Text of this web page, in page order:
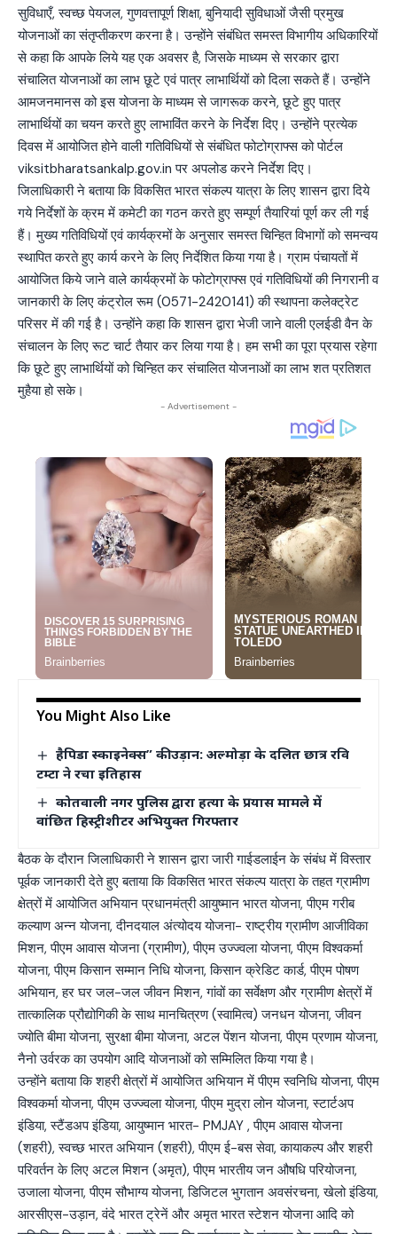
सुविधाएँ, स्वच्छ पेयजल, गुणवत्तापूर्ण शिक्षा, बुनियादी सुविधाओं जैसी प्रमुख
योजनाओं का संतृप्तीकरण करना है। उन्होंने संबंधित समस्त विभागीय अधिकारियों
से कहा कि आपके लिये यह एक अवसर है, जिसके माध्यम से सरकार द्वारा
संचालित योजनाओं का लाभ छूटे एवं पात्र लाभार्थियों को दिला सकते हैं। उन्होंने
आमजनमानस को इस योजना के माध्यम से जागरूक करने, छूटे हुए पात्र
लाभार्थियों का चयन करते हुए लाभाविंत करने के निर्देश दिए। उन्होंने प्रत्येक
दिवस में आयोजित होने वाली गतिविधियों से संबंधित फोटोग्राफ्स को पोर्टल
viksitbharatsankalp.gov.in पर अपलोड करने निर्देश दिए।
जिलाधिकारी ने बताया कि विकसित भारत संकल्प यात्रा के लिए शासन द्वारा दिये
गये निर्देशों के क्रम में कमेटी का गठन करते हुए सम्पूर्ण तैयारियां पूर्ण कर ली गई
हैं। मुख्य गतिविधियों एवं कार्यक्रमों के अनुसार समस्त चिन्हित विभागों को समन्वय
स्थापित करते हुए कार्य करने के लिए निर्देशित किया गया है। ग्राम पंचायतों में
आयोजित किये जाने वाले कार्यक्रमों के फोटोग्राफ्स एवं गतिविधियों की निगरानी व
जानकारी के लिए कंट्रोल रूम (0571-2420141) की स्थापना कलेक्ट्रेट
परिसर में की गई है। उन्होंने कहा कि शासन द्वारा भेजी जाने वाली एलईडी वैन के
संचालन के लिए रूट चार्ट तैयार कर लिया गया है। हम सभी का पूरा प्रयास रहेगा
कि छूटे हुए लाभार्थियों को चिन्हित कर संचालित योजनाओं का लाभ शत प्रतिशत
मुहैया हो सके।
- Advertisement -
You Might Also Like
हैपिडा स्काइनेक्स” की उड़ान: अल्मोड़ा के दलित छात्र रवि
टम्टा ने रचा इतिहास
कोतवाली नगर पुलिस द्वारा हत्या के प्रयास मामले में
वांछित हिस्ट्रीशीटर अभियुक्त गिरफ्तार
बैठक के दौरान जिलाधिकारी ने शासन द्वारा जारी गाईडलाईन के संबंध में विस्तार
पूर्वक जानकारी देते हुए बताया कि विकसित भारत संकल्प यात्रा के तहत ग्रामीण
क्षेत्रों में आयोजित अभियान प्रधानमंत्री आयुष्मान भारत योजना, पीएम गरीब
कल्याण अन्न योजना, दीनदयाल अंत्योदय योजना- राष्ट्रीय ग्रामीण आजीविका
मिशन, पीएम आवास योजना (ग्रामीण), पीएम उज्ज्वला योजना, पीएम विश्वकर्मा
योजना, पीएम किसान सम्मान निधि योजना, किसान क्रेडिट कार्ड, पीएम पोषण
अभियान, हर घर जल-जल जीवन मिशन, गांवों का सर्वेक्षण और ग्रामीण क्षेत्रों में
तात्कालिक प्रौद्योगिकी के साथ मानचित्रण (स्वामित्व) जनधन योजना, जीवन
ज्योति बीमा योजना, सुरक्षा बीमा योजना, अटल पेंशन योजना, पीएम प्रणाम योजना,
नैनो उर्वरक का उपयोग आदि योजनाओं को सम्मिलित किया गया है।
उन्होंने बताया कि शहरी क्षेत्रों में आयोजित अभियान में पीएम स्वनिधि योजना, पीएम
विश्वकर्मा योजना, पीएम उज्ज्वला योजना, पीएम मुद्रा लोन योजना, स्टार्टअप
इंडिया, स्टैंडअप इंडिया, आयुष्मान भारत- PMJAY , पीएम आवास योजना
(शहरी), स्वच्छ भारत अभियान (शहरी), पीएम ई-बस सेवा, कायाकल्प और शहरी
परिवर्तन के लिए अटल मिशन (अमृत), पीएम भारतीय जन औषधि परियोजना,
उजाला योजना, पीएम सौभाग्य योजना, डिजिटल भुगतान अवसंरचना, खेलो इंडिया,
आरसीएस-उड़ान, वंदे भारत ट्रेनें और अमृत भारत स्टेशन योजना आदि को